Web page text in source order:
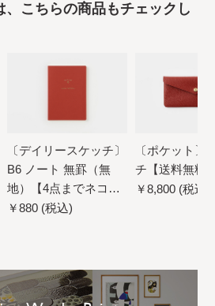
、こちらの商品もチェックし
〔デイリースケッチ〕
B6 ノート 無罫（無
地）【4点までネコポ
ス配送可】
￥880 (税込)
〔ポケット〕
チ【送料無料
￥8,800 (税込)